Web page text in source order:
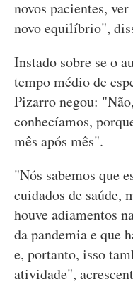
novos pacientes,
novo equilíbrio",
Instado sobre se o
tempo médio de
Pizarro negou:
conhecíamos,
mês após mês".
"Nós sabemos que
cuidados de saúde,
houve adiamentos
da pandemia e que
e, portanto, isso
atividade",